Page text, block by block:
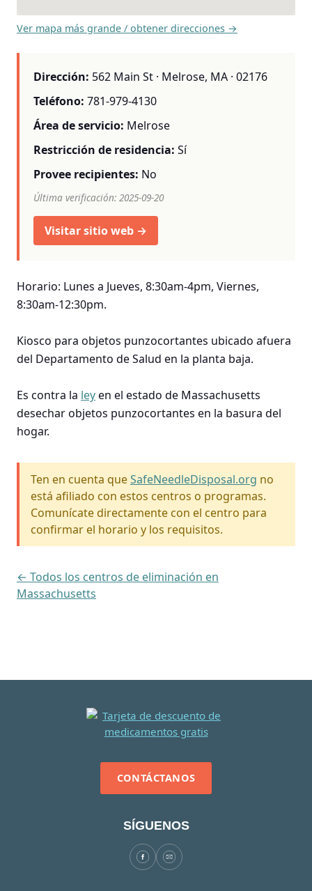
Ver mapa más grande / obtener direcciones →
Dirección: 562 Main St · Melrose, MA · 02176
Teléfono: 781-979-4130
Área de servicio: Melrose
Restricción de residencia: Sí
Provee recipientes: No
Última verificación: 2025-09-20
Visitar sitio web →
Horario: Lunes a Jueves, 8:30am-4pm, Viernes,
8:30am-12:30pm.
Kiosco para objetos punzocortantes ubicado afuera
del Departamento de Salud en la planta baja.
Es contra la leyen el estado de Massachusetts
desechar objetos punzocortantes en la basura del
hogar.
Ten en cuenta queSafeNeedleDisposal.org no
está afiliado con estos centros o programas.
Comunícate directamente con el centro para
confirmar el horario y los requisitos.
← Todos los centros de eliminación en
Massachusetts
CONTÁCTANOS
SÍGUENOS